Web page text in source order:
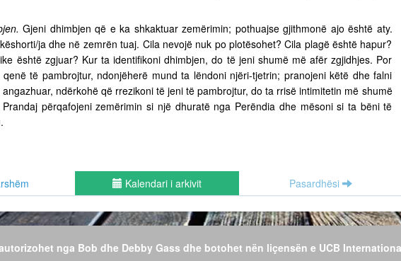
Gjeni dhimbjen që e ka shkaktuar zemërimin; pothuajse gjithmonë ajo është aty.
ja dhe në zemrën tuaj. Cila nevojë nuk po plotësohet? Cila plagë është hapur?
është zgjuar? Kur ta identifikoni dhimbjen, do të jeni shumë më afër zgjidhjes. Por
të pambrojtur, ndonjëherë mund ta lëndoni njëri-tjetrin; pranojeni këtë dhe falni
ndërkohë që rrezikoni të jeni të pambrojtur, do ta rrisë intimitetin më shumë
përqafojeni zemërimin si një dhuratë nga Perëndia dhe mësoni si ta bëni të
Kalendari i arkivit Pasardhësi
nga Bob dhe Debby Gass dhe botohet nën liçensën e UCB